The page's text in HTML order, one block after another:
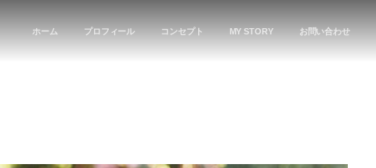
ホーム プロフィール コンセプト MY STORY お問い合わせ